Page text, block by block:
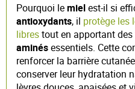
Pourquoi lemielest-il si
antioxydants, il protège les
librestout en apportant des
aminésessentiels. Cette
renforcer la barrière
conserver leur hydratation